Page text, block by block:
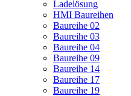
Ladelösung
HMI Baureihen
Baureihe 02
Baureihe 03
Baureihe 04
Baureihe 09
Baureihe 14
Baureihe 17
Baureihe 19